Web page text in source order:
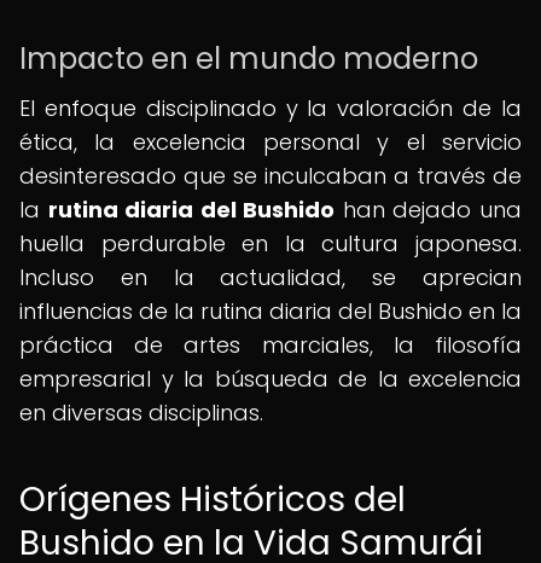
Impacto en el mundo moderno
El enfoque disciplinado y la valoración de la
ética, la excelencia personal y el servicio
desinteresado que se inculcaban a través de
la rutina diaria del Bushido han dejado una
huella perdurable en la cultura japonesa.
Incluso en la actualidad, se aprecian
influencias de la rutina diaria del Bushido en la
práctica de artes marciales, la filosofía
empresarial y la búsqueda de la excelencia
en diversas disciplinas.
Orígenes Históricos del
Bushido en la Vida Samurái